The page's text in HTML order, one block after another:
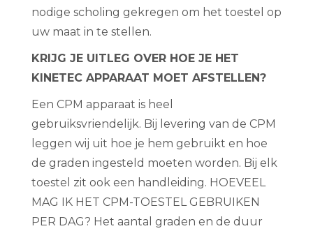
nodige scholing gekregen om het toestel op
uw maat in te stellen.
KRIJG JE UITLEG OVER HOE JE HET
KINETEC APPARAAT MOET AFSTELLEN?
Een CPM apparaat is heel
gebruiksvriendelijk. Bij levering van de CPM
leggen wij uit hoe je hem gebruikt en hoe
de graden ingesteld moeten worden. Bij elk
toestel zit ook een handleiding. HOEVEEL
MAG IK HET CPM-TOESTEL GEBRUIKEN
PER DAG? Het aantal graden en de duur